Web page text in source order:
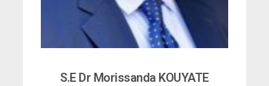
S.E Dr Morissanda KOUYATE